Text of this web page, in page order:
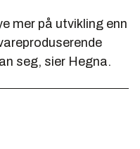
mer på utvikling enn
seg, sier Hegna.